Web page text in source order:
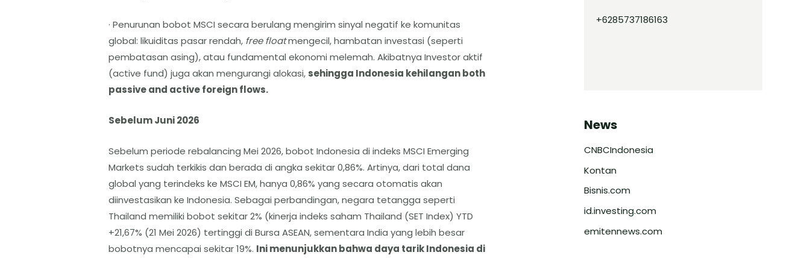
· Penurunan bobot MSCI secara berulang mengirim sinyal negatif ke komunitas
global: likuiditas pasar rendah, free floatmengecil, hambatan investasi (seperti
pembatasan asing), atau fundamental ekonomi melemah. Akibatnya Investor aktif
(active fund) juga akan mengurangi alokasi, sehingga Indonesia kehilangan both
passive and active foreign flows.
Sebelum Juni 2026
Sebelum periode rebalancing Mei 2026, bobot Indonesia di indeks MSCI Emerging
Markets sudah terkikis dan berada di angka sekitar 0,86%. Artinya, dari total dana
global yang terindeks ke MSCI EM, hanya 0,86% yang secara otomatis akan
diinvestasikan ke Indonesia. Sebagai perbandingan, negara tetangga seperti
Thailand memiliki bobot sekitar 2% (kinerja indeks saham Thailand (SET Index) YTD
+21,67% (21 Mei 2026) tertinggi di Bursa ASEAN, sementara India yang lebih besar
bobotnya mencapai sekitar 19%. Ini menunjukkan bahwa daya tarik Indonesia di
+6285737186163
News
CNBCIndonesia
Kontan
Bisnis.com
id.investing.com
emitennews.com